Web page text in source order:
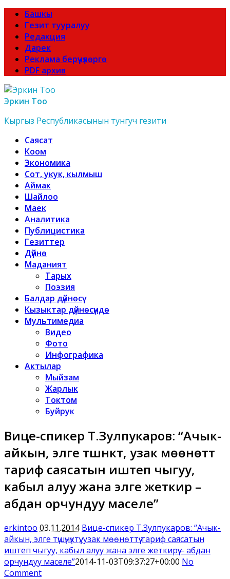
Башкы
Гезит тууралуу
Редакция
Дарек
Реклама берүүчүлөргө
PDF архив
Эркин Тоо
Кыргыз Республикасынын тунгуч гезити
Саясат
Коом
Экономика
Сот, укук, кылмыш
Аймак
Шайлоо
Маек
Аналитика
Публицистика
Гезиттер
Дүйнө
Маданият
Тарых
Поэзия
Балдар дүйнөсү
Кызыктар дүйнөсүндө
Мультимедиа
Видео
Фото
Инфографика
Актылар
Мыйзам
Жарлык
Токтом
Буйрук
Вице-спикер Т.Зулпукаров: “Ачык-
айкын, элге түшүнүктүү, узак мөөнөттүү
тариф саясатын иштеп чыгуу,
кабыл алуу жана элге жеткирүү –
абдан орчундуу маселе”
erkintoo 03.11.2014 Вице-спикер Т.Зулпукаров: “Ачык-
айкын, элге түшүнүктүү, узак мөөнөттүү тариф саясатын
иштеп чыгуу, кабыл алуу жана элге жеткирүү – абдан
орчундуу маселе”2014-11-03T09:37:27+00:00 No
Comment